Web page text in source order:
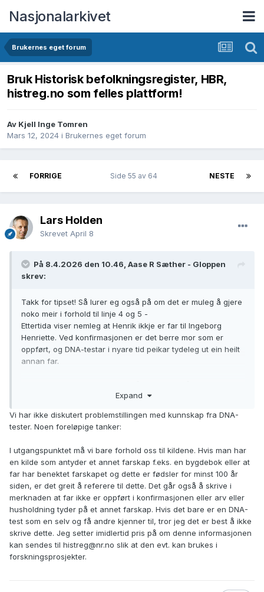
Nasjonalarkivet
Brukernes eget forum
Bruk Historisk befolkningsregister, HBR,
histreg.no som felles plattform!
Av Kjell Inge Tomren
Mars 12, 2024 i Brukernes eget forum
FORRIGE NESTE
Side 55 av 64
Lars Holden
Skrevet April 8
På 8.4.2026 den 10.46, Aase R Sæther - Gloppen
skrev:
Takk for tipset! Så lurer eg også på om det er muleg å gjere
noko meir i forhold til linje 4 og 5 -
Ettertida viser nemleg at Henrik ikkje er far til Ingeborg
Henriette. Ved konfirmasjonen er det berre mor som er
oppført, og DNA-testar i nyare tid peikar tydeleg ut ein heilt
annan far.
merknadsfeltet - eller skal ein la ballen ligge?
Expand
Vi har ikke diskutert problemstillingen med kunnskap fra DNA-
tester. Noen foreløpige tanker:
I utgangspunktet må vi bare forhold oss til kildene. Hvis man har
en kilde som antyder et annet farskap f.eks. en bygdebok eller at
far har benektet farskapet og dette er fødsler for minst 100 år
siden, er det greit å referere til dette. Det går også å skrive i
merknaden at far ikke er oppført i konfirmasjonen eller arv eller
husholdning tyder på et annet farskap. Hvis det bare er en DNA-
test som en selv og få andre kjenner til, tror jeg det er best å ikke
skrive dette. Jeg setter imidlertid pris på om denne informasjonen
kan sendes til histreg@nr.no slik at den evt. kan brukes i
forskningsprosjekter.